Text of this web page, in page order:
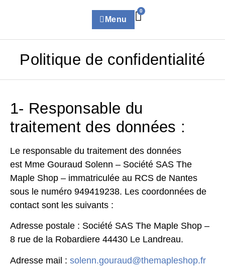
Menu
0
Politique de confidentialité
1- Responsable du
traitement des données :
Le responsable du traitement des données
est Mme Gouraud Solenn – Société SAS The
Maple Shop – immatriculée au RCS de Nantes
sous le numéro 949419238. Les coordonnées de
contact sont les suivants :
Adresse postale : Société SAS The Maple Shop –
8 rue de la Robardiere 44430 Le Landreau.
Adresse mail : solenn.gouraud@themapleshop.fr